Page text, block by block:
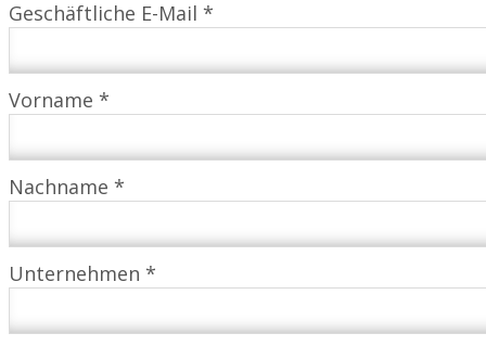
Geschäftliche E-Mail *
Vorname *
Nachname *
Unternehmen *